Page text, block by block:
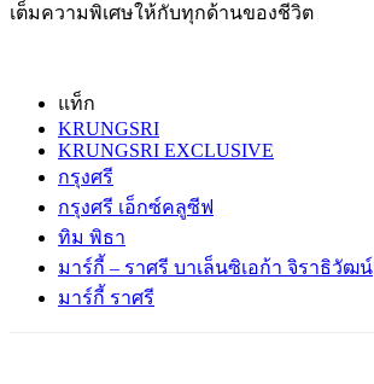
เต็มความพิเศษให้กับทุกด้านของชีวิต
แท็ก
KRUNGSRI
KRUNGSRI EXCLUSIVE
กรุงศรี
กรุงศรี เอ็กซ์คลูซีฟ
ทิม พิธา
มาร์กี้ – ราศรี บาเล็นซิเอก้า จิราธิวัฒน์
มาร์กี้ ราศรี